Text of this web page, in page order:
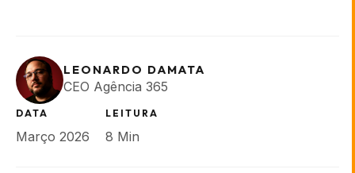
LEONARDO DAMATA
CEO Agência 365
DATA
Março 2026
LEITURA
8 Min